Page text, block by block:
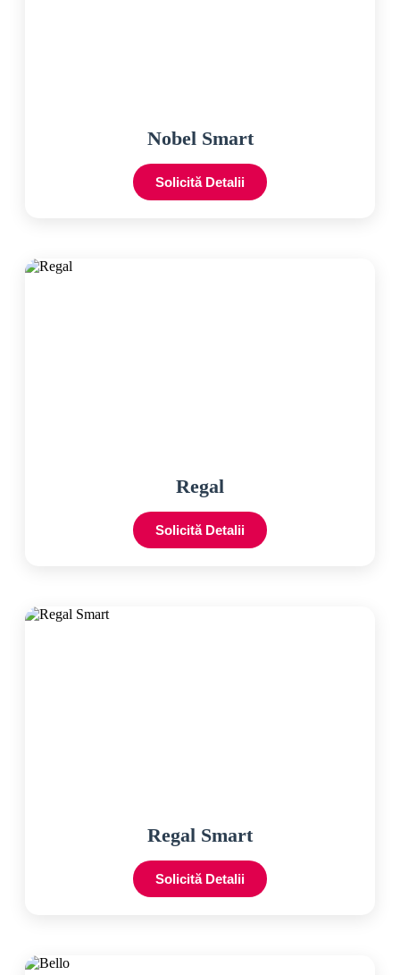
Nobel Smart
Solicită Detalii
Regal
Solicită Detalii
Regal Smart
Solicită Detalii